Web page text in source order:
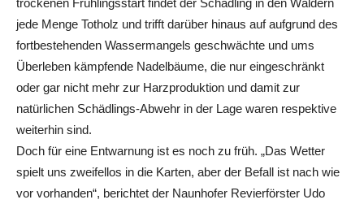
trockenen Frühlingsstart findet der Schädling in den Wäldern
jede Menge Totholz und trifft darüber hinaus auf aufgrund des
fortbestehenden Wassermangels geschwächte und ums
Überleben kämpfende Nadelbäume, die nur eingeschränkt
oder gar nicht mehr zur Harzproduktion und damit zur
natürlichen Schädlings-Abwehr in der Lage waren respektive
weiterhin sind.
Doch für eine Entwarnung ist es noch zu früh. „Das Wetter
spielt uns zweifellos in die Karten, aber der Befall ist nach wie
vor vorhanden“, berichtet der Naunhofer Revierförster Udo